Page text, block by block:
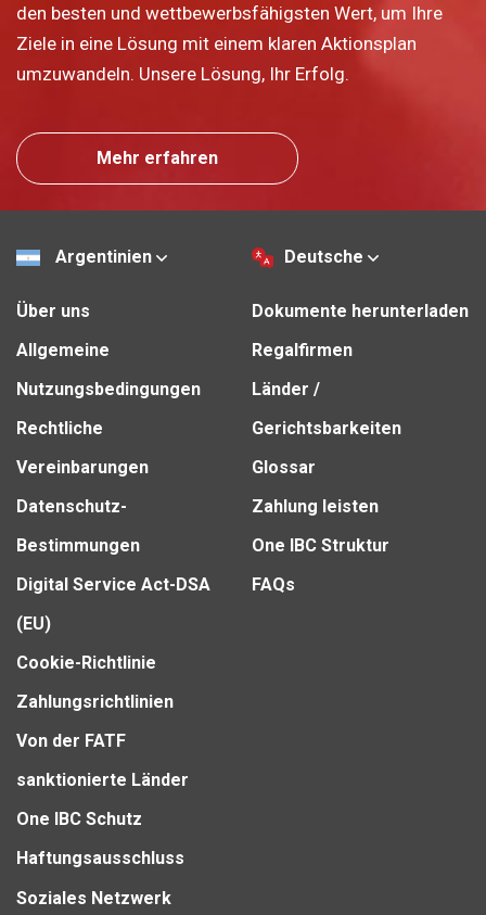
den besten und wettbewerbsfähigsten Wert, um Ihre
Ziele in eine Lösung mit einem klaren Aktionsplan
umzuwandeln. Unsere Lösung, Ihr Erfolg.
Mehr erfahren
Argentinien Deutsche
Über uns
Allgemeine
Nutzungsbedingungen
Rechtliche
Vereinbarungen
Datenschutz-
Bestimmungen
Digital Service Act-DSA
(EU)
Cookie-Richtlinie
Zahlungsrichtlinien
Von der FATF
sanktionierte Länder
One IBC Schutz
Haftungsausschluss
Dokumente herunterladen
Regalfirmen
Länder /
Gerichtsbarkeiten
Glossar
Zahlung leisten
One IBC Struktur
FAQs
Soziales Netzwerk